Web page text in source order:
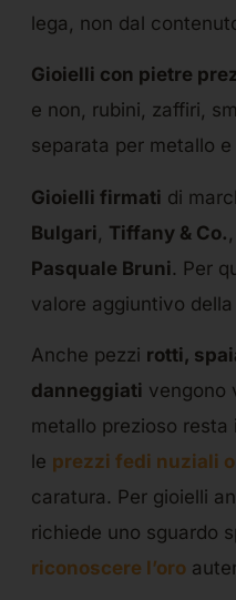
lega, non dal
Gioielli con pietre
e non, rubini, zaffiri,
separata per metallo e
Gioielli firmati di
Bulgari Tiffany & Co.
Pasquale Bruni. Per
valore aggiuntivo
Anche pezzi rotti,
danneggiati vengono
metallo prezioso
le prezzi fedi nuziali
caratura. Per gioielli
richiede uno sguardo
riconoscere l’oro